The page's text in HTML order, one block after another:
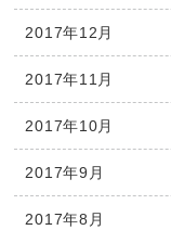
2017年12月
2017年11月
2017年10月
2017年9月
2017年8月